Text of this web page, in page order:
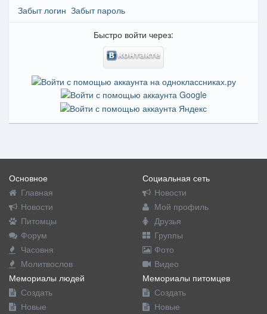
Забыт логин Забыт пароль
Быстро войти через:
Основное
Главная
Новости
Питомцы
Форум
Часовня
Молитвослов
Социальная сеть
Новости
Мой профиль
Друзья
Группы
Фото
Видео
Мемориалы людей
Создать
Новые
Мемориалы питомцев
Создать
Новые